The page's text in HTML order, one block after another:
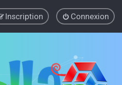
Connexion
Inscription